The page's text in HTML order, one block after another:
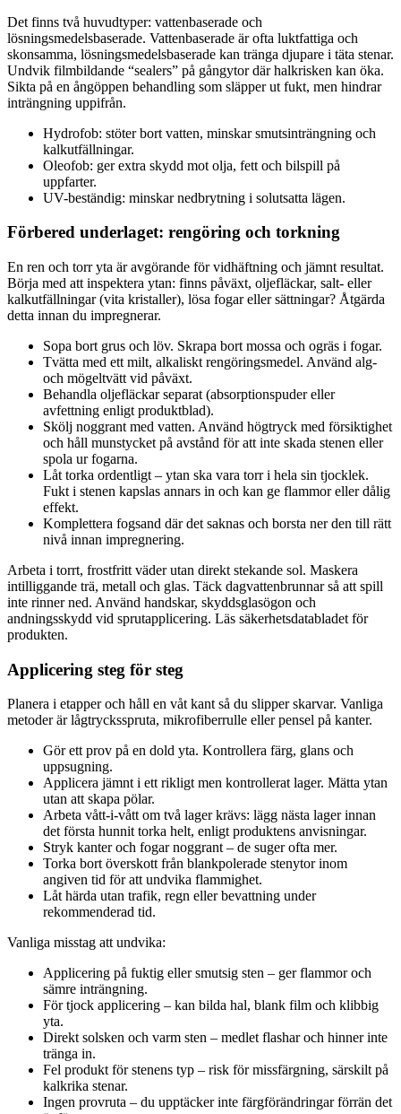
Det finns två huvudtyper: vattenbaserade och
lösningsmedelsbaserade. Vattenbaserade är ofta luktfattiga och
skonsamma, lösningsmedelsbaserade kan tränga djupare i täta stenar.
Undvik film­bildande “sealers” på gångytor där halkrisken kan öka.
Sikta på en ångöppen behandling som släpper ut fukt, men hindrar
inträngning uppifrån.
Hydrofob: stöter bort vatten, minskar smutsinträngning och
kalkutfällningar.
Oleofob: ger extra skydd mot olja, fett och bilspill på
uppfarter.
UV-beständig: minskar nedbrytning i solutsatta lägen.
Förbered underlaget: rengöring och torkning
En ren och torr yta är avgörande för vidhäftning och jämnt resultat.
Börja med att inspektera ytan: finns påväxt, oljefläckar, salt- eller
kalkutfällningar (vita kristaller), lösa fogar eller sättningar? Åtgärda
detta innan du impregnerar.
Sopa bort grus och löv. Skrapa bort mossa och ogräs i fogar.
Tvätta med ett milt, alkaliskt rengöringsmedel. Använd alg-
och mögeltvätt vid påväxt.
Behandla oljefläckar separat (absorptionspuder eller
avfettning enligt produktblad).
Skölj noggrant med vatten. Använd högtryck med försiktighet
och håll munstycket på avstånd för att inte skada stenen eller
spola ur fogarna.
Låt torka ordentligt – ytan ska vara torr i hela sin tjocklek.
Fukt i stenen kapslas annars in och kan ge flammor eller dålig
effekt.
Komplettera fogsand där det saknas och borsta ner den till rätt
nivå innan impregnering.
Arbeta i torrt, frostfritt väder utan direkt stekande sol. Maskera
intilliggande trä, metall och glas. Täck dagvattenbrunnar så att spill
inte rinner ned. Använd handskar, skyddsglasögon och
andningsskydd vid sprutapplicering. Läs säkerhetsdatabladet för
produkten.
Applicering steg för steg
Planera i etapper och håll en våt kant så du slipper skarvar. Vanliga
metoder är lågtrycksspruta, mikrofiberrulle eller pensel på kanter.
Gör ett prov på en dold yta. Kontrollera färg, glans och
uppsugning.
Applicera jämnt i ett rikligt men kontrollerat lager. Mätta ytan
utan att skapa pölar.
Arbeta vått-i-vått om två lager krävs: lägg nästa lager innan
det första hunnit torka helt, enligt produktens anvisningar.
Stryk kanter och fogar noggrant – de suger ofta mer.
Torka bort överskott från blankpolerade stenytor inom
angiven tid för att undvika flammighet.
Låt härda utan trafik, regn eller bevattning under
rekommenderad tid.
Vanliga misstag att undvika:
Applicering på fuktig eller smutsig sten – ger flammor och
sämre inträngning.
För tjock applicering – kan bilda hal, blank film och klibbig
yta.
Direkt solsken och varm sten – medlet flashar och hinner inte
tränga in.
Fel produkt för stenens typ – risk för missfärgning, särskilt på
kalkrika stenar.
Ingen provruta – du upptäcker inte färgförändringar förrän det